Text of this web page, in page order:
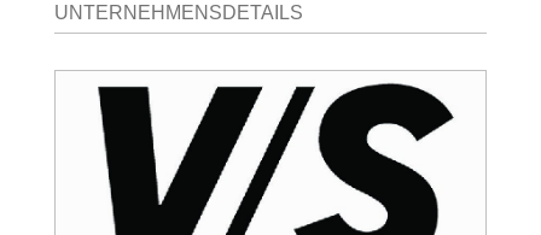
UNTERNEHMENSDETAILS